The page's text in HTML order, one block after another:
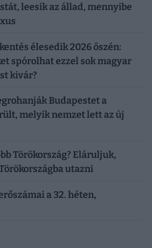
leesik az állad, mennyibe
élesedik 2026 őszén:
spórolhat ezzel sok magyar
kivár?
Budapestet a
melyik nemzet lett az új
Törökország? Eláruljuk,
utazni
a 32. héten,